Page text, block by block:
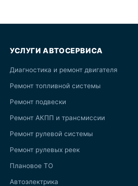
УСЛУГИ АВТОСЕРВИСА
Диагностика и ремонт двигателя
Ремонт топливной системы
Ремонт подвески
Ремонт АКПП и трансмиссии
Ремонт рулевой системы
Ремонт рулевых реек
Плановое ТО
Автоэлектрика